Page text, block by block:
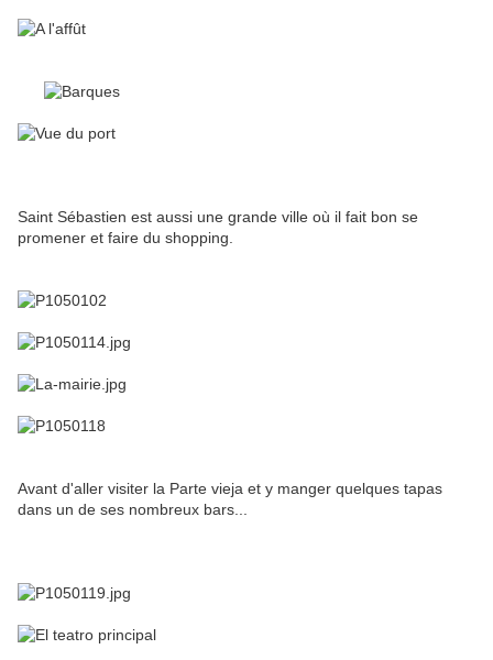
Saint Sébastien est aussi une grande ville où il fait bon se
promener et faire du shopping.
Avant d'aller visiter la Parte vieja et y manger quelques tapas
dans un de ses nombreux bars...